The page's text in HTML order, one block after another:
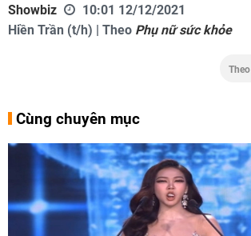
Showbiz
10:01 12/12/2021
Hiền Trần (t/h) | Theo Phụ nữ sức khỏe
Theo
Cùng chuyên mục